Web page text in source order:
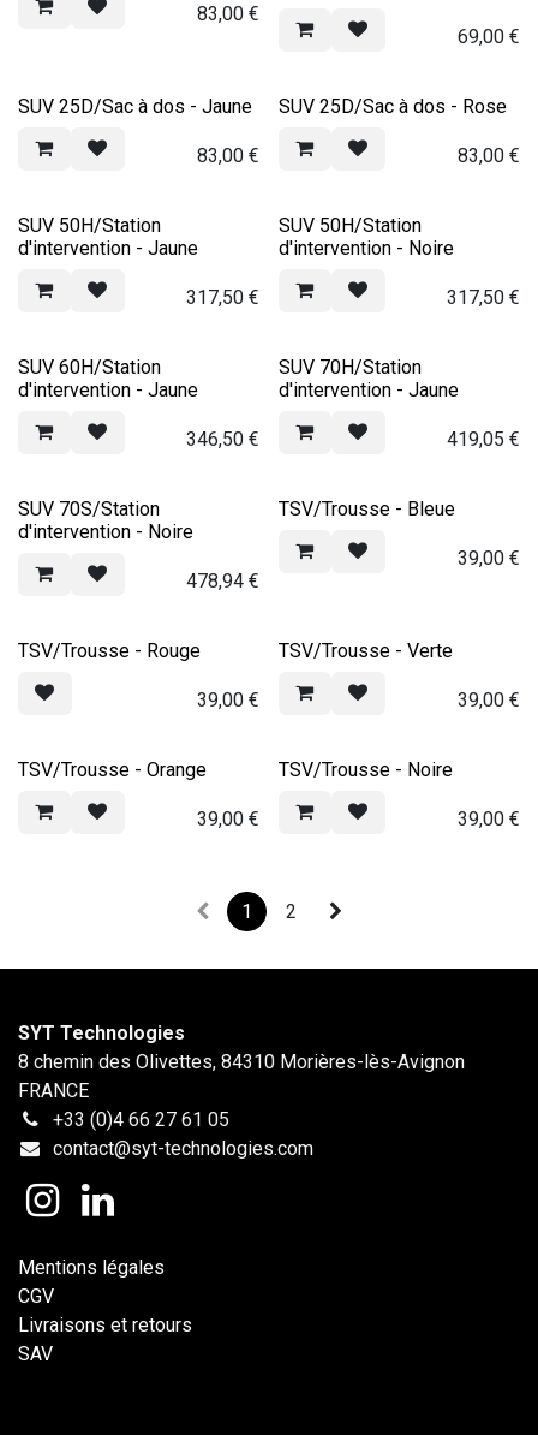
83,00€
69,00€
SUV 25D/Sac à dos - Jaune
83,00€
SUV 25D/Sac à dos - Rose
83,00€
SUV 50H/Station
d'intervention - Jaune
317,50€
SUV 50H/Station
d'intervention - Noire
317,50€
SUV 60H/Station
d'intervention - Jaune
346,50€
SUV 70H/Station
d'intervention - Jaune
419,05 €
SUV 70S/Station
d'intervention - Noire
478,94€
TSV/Trousse - Bleue
39,00€
TSV/Trousse - Rouge
39,00€
TSV/Trousse - Verte
39,00€
TSV/Trousse - Orange
39,00€
TSV/Trousse - Noire
39,00€
1 2
SYT Technologies
8 chemin des Olivettes, 84310 Morières-lès-Avignon
FRANCE
+33 (0)4 66 27 61 05
contact@syt-technologies.com
Mentions légales
CGV
Livraisons et retours
SAV